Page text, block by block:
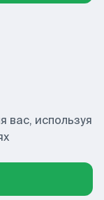
используя